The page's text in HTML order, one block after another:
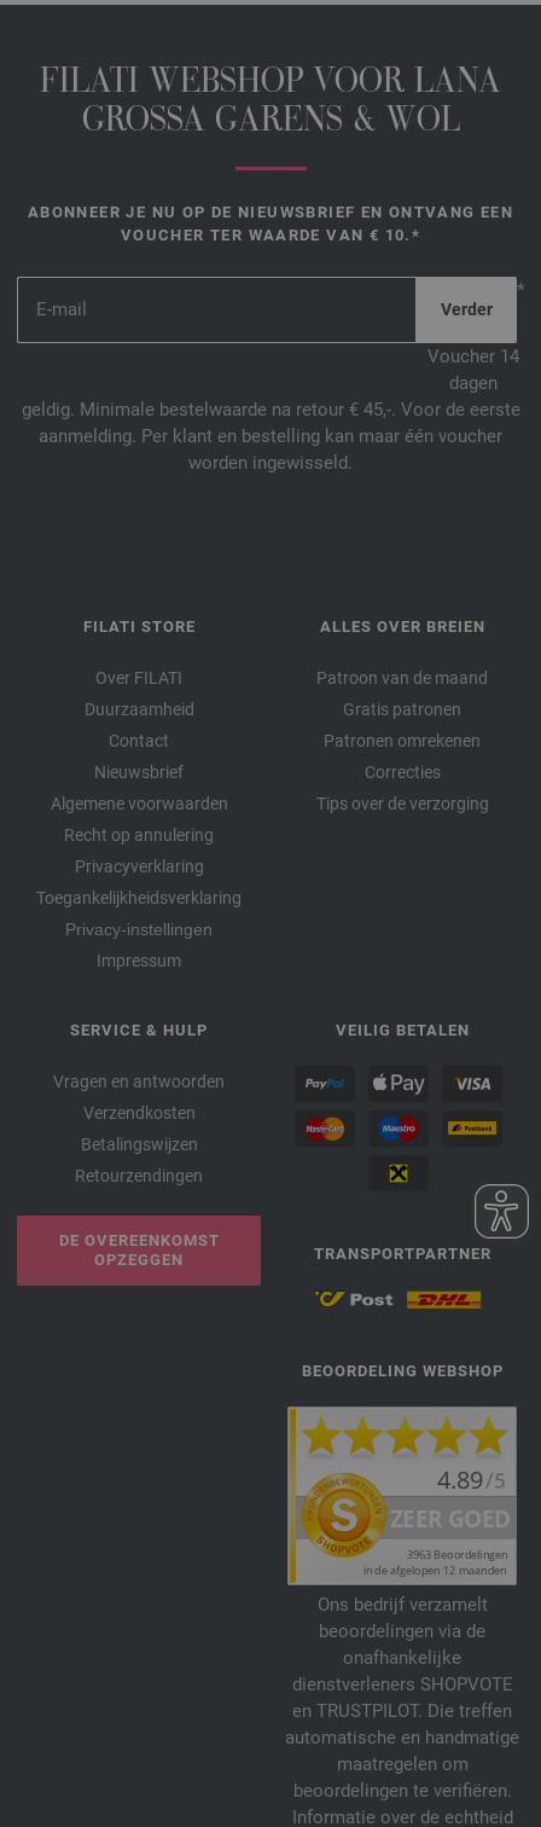
FILATI WEBSHOP VOOR LANA
GROSSA GARENS & WOL
ABONNEER JE NU OP DE NIEUWSBRIEF EN ONTVANG EEN
VOUCHER TER WAARDE VAN € 10.*
*
Voucher 14
dagen
geldig. Minimale bestelwaarde na retour € 45,-. Voor de eerste
aanmelding. Per klant en bestelling kan maar één voucher
worden ingewisseld.
FILATI STORE
Over FILATI
Duurzaamheid
Contact
Nieuwsbrief
Algemene voorwaarden
Recht op annulering
Privacyverklaring
Toegankelijkheidsverklaring
Privacy-instellingen
Impressum
ALLES OVER BREIEN
Patroon van de maand
Gratis patronen
Patronen omrekenen
Correcties
Tips over de verzorging
SERVICE & HULP
Vragen en antwoorden
Verzendkosten
Betalingswijzen
Retourzendingen
DE OVEREENKOMST
OPZEGGEN
VEILIG BETALEN
TRANSPORTPARTNER
BEOORDELING WEBSHOP
Ons bedrijf verzamelt
beoordelingen via de
onafhankelijke
dienstverleners SHOPVOTE
en TRUSTPILOT. Die treffen
automatische en handmatige
maatregelen om
beoordelingen te verifiëren.
Informatie over de echtheid